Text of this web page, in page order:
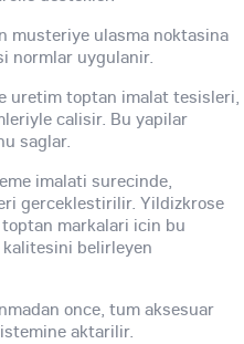
musteriye ulasma noktasina
normlar uygulanir.
uretim toptan imalat tesisleri,
calisir. Bu yapilar
saglar.
imalati surecinde,
gerceklestirilir. Yildizkrose
markalari icin bu
belirleyen
once, tum aksesuar
aktarilir.